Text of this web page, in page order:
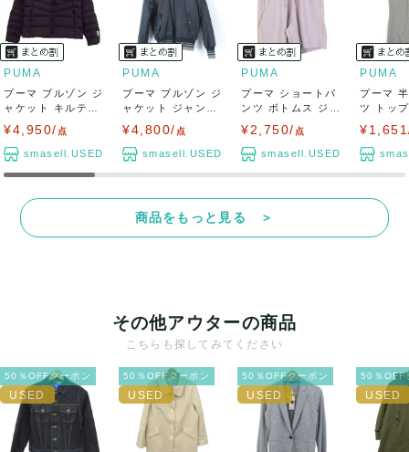
PUMA
プーマ ブルゾン ジ
ャケット キルティ
¥4,950/ 点
smasell.USED
PUMA
プーマ ブルゾン ジ
ャケット ジャンパ
¥4,800/ 点
smasell.USED
PUMA
プーマ ショートパ
ンツ ボトムス ジャ
¥2,750/ 点
smasell.USED
PUMA
プーマ
ツ トッ
商品をもっと見る ＞
その他アウターの商品
こちらも探してみてください
50％OFFクーポン 50％OFFクーポン 50％OFFクーポン 50％OFF